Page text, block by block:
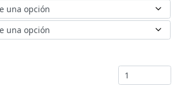
"ULTRA-
SYRUPS"